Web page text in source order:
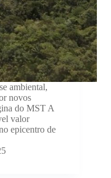
ambiental,
novos
do MST A
valor
epicentro de